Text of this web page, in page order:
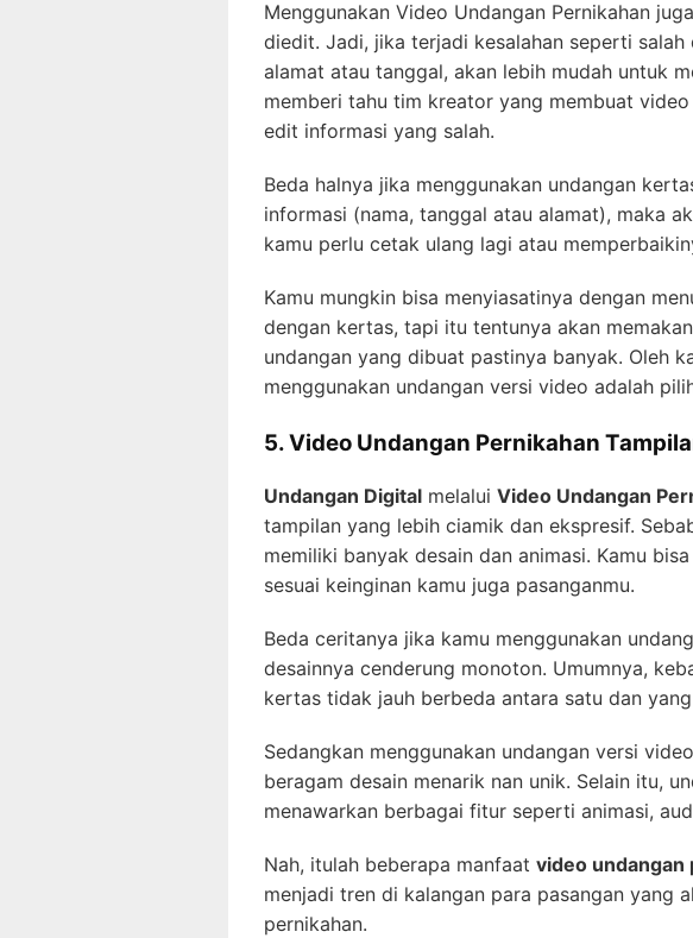
Menggunakan Video Undangan Pernikahan
diedit. Jadi, jika terjadi kesalahan seperti salah
alamat atau tanggal, akan lebih mudah untuk
memberi tahu tim kreator yang membuat
edit informasi yang salah.
Beda halnya jika menggunakan undangan
informasi (nama, tanggal atau alamat), maka
kamu perlu cetak ulang lagi atau
Kamu mungkin bisa menyiasatinya dengan
dengan kertas, tapi itu tentunya akan
undangan yang dibuat pastinya banyak. Oleh
menggunakan undangan versi video adalah
5. Video Undangan Pernikahan
Undangan Digital melalui Video Undangan
tampilan yang lebih ciamik dan ekspresif.
memiliki banyak desain dan animasi. Kamu
sesuai keinginan kamu juga pasanganmu.
Beda ceritanya jika kamu menggunakan
desainnya cenderung monoton. Umumnya,
kertas tidak jauh berbeda antara satu dan
Sedangkan menggunakan undangan versi
beragam desain menarik nan unik. Selain itu,
menawarkan berbagai fitur seperti animasi,
Nah, itulah beberapa manfaat video undangan
menjadi tren di kalangan para pasangan yang
pernikahan.